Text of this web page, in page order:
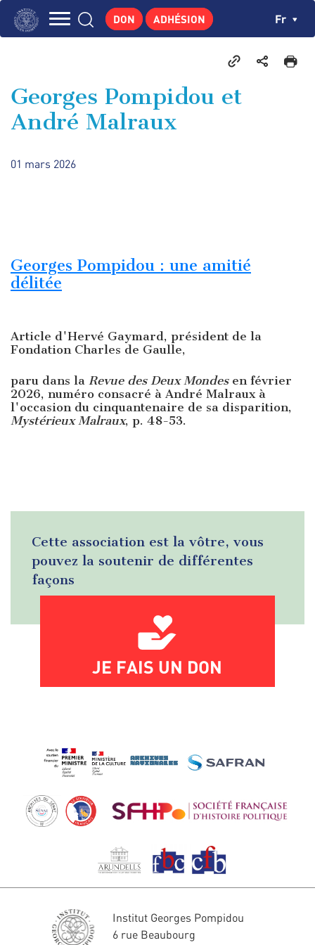
Aller
CENTRE DE RECHERCHES
PUBLICATIONS
DON ADHÉSION Fr
Georges Pompidou et
André Malraux
01 mars 2026
Georges Pompidou : une amitié
délitée
Article d'Hervé Gaymard, président de la
Fondation Charles de Gaulle,
paru dans la Revue des Deux Mondes en février
2026, numéro consacré à André Malraux à
l'occasion du cinquantenaire de sa disparition,
Mystérieux Malraux, p. 48-53.
Cette association est la vôtre, vous
pouvez la soutenir de différentes
façons
JE FAIS UN DON
Institut Georges Pompidou
6 rue Beaubourg
Panneau de gestion des cookies